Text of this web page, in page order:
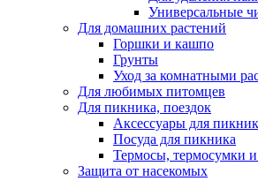
Универсальные
Для домашних растений
Горшки и кашпо
Грунты
Уход за комнатными
Для любимых питомцев
Для пикника, поездок
Аксессуары для
Посуда для пикника
Термосы, термосумки
Защита от насекомых